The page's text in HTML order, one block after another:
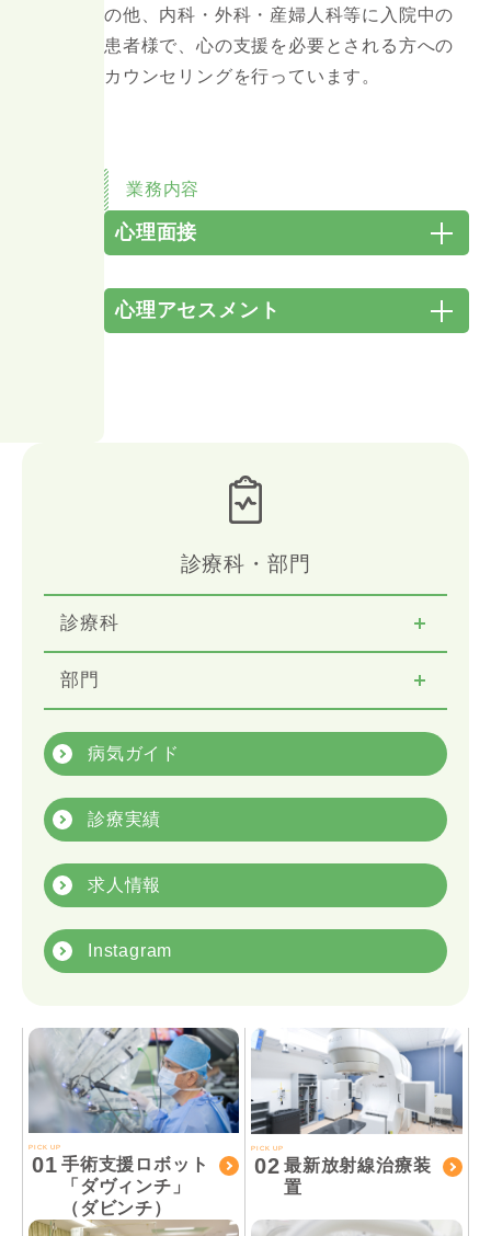
診療科・部門
診療科
部門
病気ガイド
診療実績
求人情報
Instagram
の他、内科・外科・産婦人科等に入院中の
患者様で、心の支援を必要とされる方への
カウンセリングを行っています。
業務内容
心理面接
心理アセスメント
PICK UP
01 手術支援ロボット
「ダヴィンチ」
（ダビンチ）
PICK UP
02 最新放射線治療装
置